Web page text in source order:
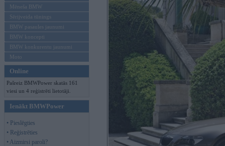
Mēneša BMW
Sērijveida tūnings
BMW pasaules jaunumi
BMW koncepti
BMW konkurentu jaunumi
Moto
Online
Pašreiz BMWPower skatās 161
viesi un 4 reģistrēti lietotāji.
Ienākt BMWPower
• Pieslēgties
• Reģistrēties
• Aizmirsi paroli?